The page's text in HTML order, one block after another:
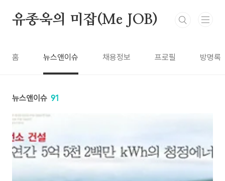
유종욱의 미잡(Me JOB)
홈 뉴스앤이슈 채용정보 프로필 방명록
뉴스앤이슈 91